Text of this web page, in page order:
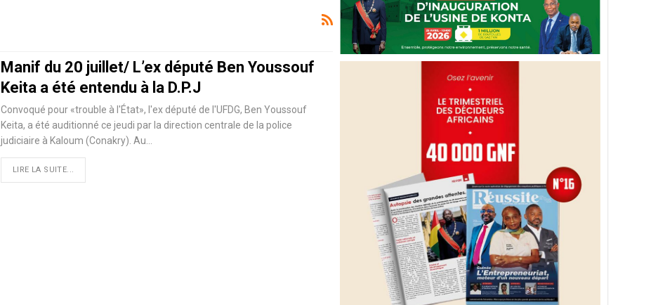
Manif du 20 juillet/ L’ex député Ben Youssouf
Keita a été entendu à la D.P.J
Convoqué pour «trouble à l'État», l'ex député de l'UFDG, Ben Youssouf
Keita, a été auditionné ce jeudi par la direction centrale de la police
judiciaire à Kaloum (Conakry). Au
LIRE LA SUITE...